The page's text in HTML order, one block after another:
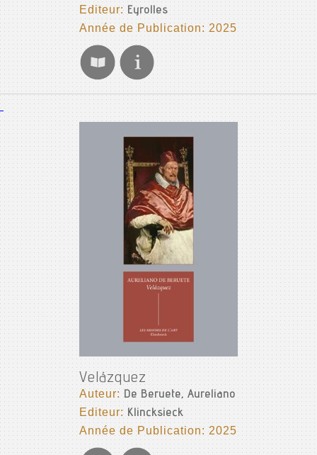
Editeur: Eyrolles
Année de Publication: 2025
Velázquez
Auteur:De Beruete, Aureliano
Editeur: Klincksieck
Année de Publication: 2025